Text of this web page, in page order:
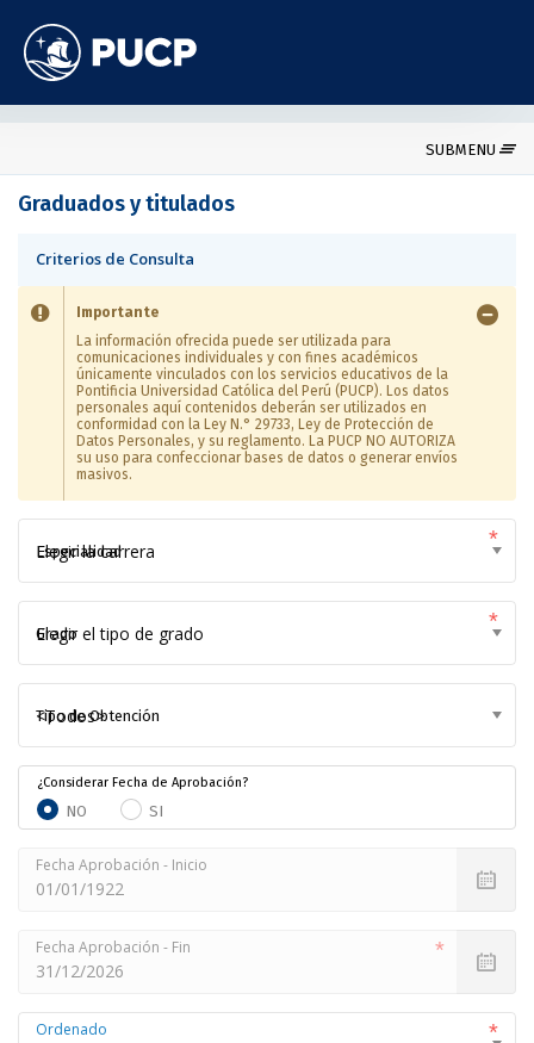
SUBMENU
Graduados y titulados
Criterios de Consulta
Importante
La información ofrecida puede ser utilizada para
comunicaciones individuales y con fines académicos
únicamente vinculados con los servicios educativos de la
Pontificia Universidad Católica del Perú (PUCP). Los datos
personales aquí contenidos deberán ser utilizados en
conformidad con la Ley N.° 29733, Ley de Protección de
Datos Personales, y su reglamento. La PUCP NO AUTORIZA
su uso para confeccionar bases de datos o generar envíos
masivos.
Especialidad
Grado
Tipo de Obtención
¿Considerar Fecha de Aprobación?
NO SI
Fecha Aprobación - Inicio
Fecha Aprobación - Fin
Ordenado